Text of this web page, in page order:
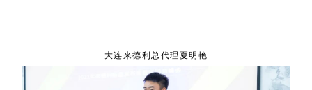
大连来德利总代理夏明艳